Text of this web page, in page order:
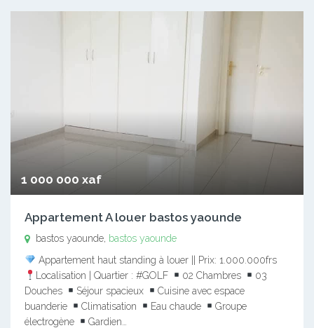
1 000 000 xaf
Appartement A louer bastos yaounde
bastos yaounde, bastos yaounde
Appartement haut standing à louer || Prix: 1.000.000frs
Localisation | Quartier : #GOLF
02 Chambres
03
Douches
Séjour spacieux
Cuisine avec espace
buanderie
Climatisation Eau chaude
Groupe
électrogène
Gardien…